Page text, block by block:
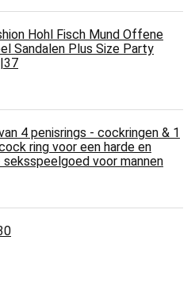
Hohl Fisch Mund Offene
Sandalen Plus Size Party
4 penisrings - cockringen & 1
ring voor een harde en
voor mannen